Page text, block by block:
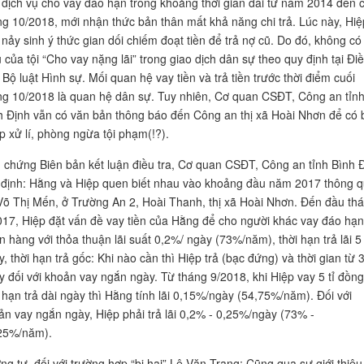
10/2018, mới nhận thức bản thân mất khả năng chi trả. Lúc này,
sinh ý thức gian dối chiếm đoạt tiền để trả nợ cũ. Do đó, không có
của tội “Cho vay nặng lãi” trong giao dịch dân sự theo quy định tại
luật Hình sự. Mối quan hệ vay tiền và trả tiền trước thời điểm cuối
10/2018 là quan hệ dân sự. Tuy nhiên, Cơ quan CSĐT, Công an tỉnh
Định vẫn có văn bản thông báo đến Công an thị xã Hoài Nhơn để có
xử lí, phòng ngừa tội phạm(!?).
chứng Biên bản kết luận điều tra, Cơ quan CSĐT, Công an tỉnh Bình
Hằng và Hiệp quen biết nhau vào khoảng đầu năm 2017 thông
Thị Mến, ở Trường An 2, Hoài Thanh, thị xã Hoài Nhơn. Đến đầu
Hiệp đặt vấn đề vay tiền của Hằng để cho người khác vay đáo hạn
hàng với thỏa thuận lãi suất 0,2%/ ngày (73%/năm), thời hạn trả lãi 5
thời hạn trả gốc: Khi nào cần thì Hiệp trả (bạc đứng) và thời gian từ
đối với khoản vay ngắn ngày. Từ tháng 9/2018, khi Hiệp vay 5 tỉ
trả dài ngày thì Hằng tính lãi 0,15%/ngày (54,75%/năm). Đối với
vay ngắn ngày, Hiệp phải trả lãi 0,2% - 0,25%/ngày (73% -
năm).